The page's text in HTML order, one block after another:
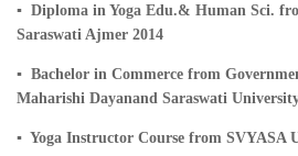
▪ Diploma in Yoga Edu.& Human Sci.
Saraswati Ajmer 2014
▪ Bachelor in Commerce from
Maharishi Dayanand Saraswati
▪ Yoga Instructor Course from SVYASA